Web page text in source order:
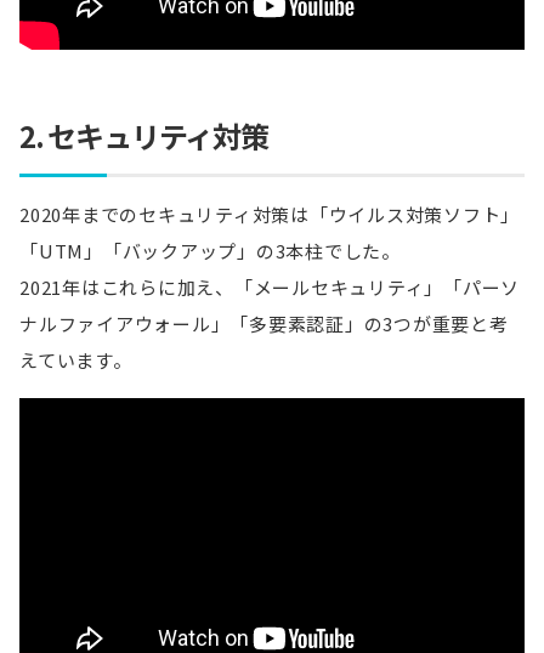
2. セキュリティ対策
2020年までのセキュリティ対策は「ウイルス対策ソフト」
「UTM」「バックアップ」の3本柱でした。
2021年はこれらに加え、「メールセキュリティ」「パーソ
ナルファイアウォール」「多要素認証」の3つが重要と考
えています。